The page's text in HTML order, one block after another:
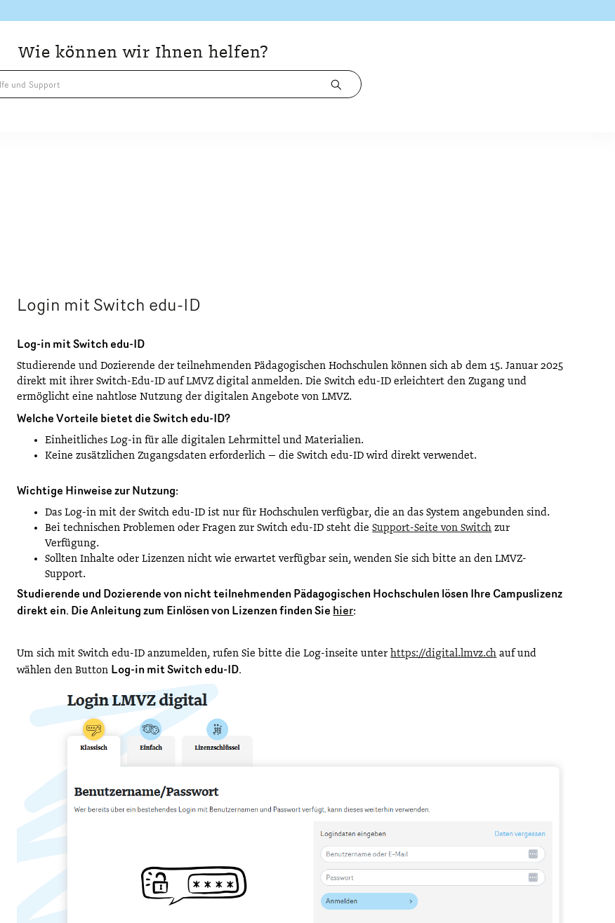
Wie können wir Ihnen helfen?
Login mit Switch edu-ID
Log-in mit Switch edu-ID
Studierende und Dozierende der teilnehmenden Pädagogischen Hochschulen können sich ab dem 15. Januar 2025
direkt mit ihrer Switch-Edu-ID auf LMVZ digital anmelden. Die Switch edu-ID erleichtert den Zugang und
ermöglicht eine nahtlose Nutzung der digitalen Angebote von LMVZ.
Welche Vorteile bietet die Switch edu-ID?
Einheitliches Log-in für alle digitalen Lehrmittel und Materialien.
Keine zusätzlichen Zugangsdaten erforderlich – die Switch edu-ID wird direkt verwendet.
Wichtige Hinweise zur Nutzung:
Das Log-in mit der Switch edu-ID ist nur für Hochschulen verfügbar, die an das System angebunden sind.
Bei technischen Problemen oder Fragen zur Switch edu-ID steht dieSupport-Seite von Switch zur
Verfügung.
Sollten Inhalte oder Lizenzen nicht wie erwartet verfügbar sein, wenden Sie sich bitte an den LMVZ-
Support.
Studierende und Dozierende von nicht teilnehmenden Pädagogischen Hochschulen lösen Ihre Campuslizenz
direkt ein. Die Anleitung zum Einlösen von Lizenzen finden Sie hier:
Um sich mit Switch edu-ID anzumelden, rufen Sie bitte die Log-inseite unterhttps://digital.lmvz.ch auf und
wählen den Button Log-in mit Switch edu-ID.